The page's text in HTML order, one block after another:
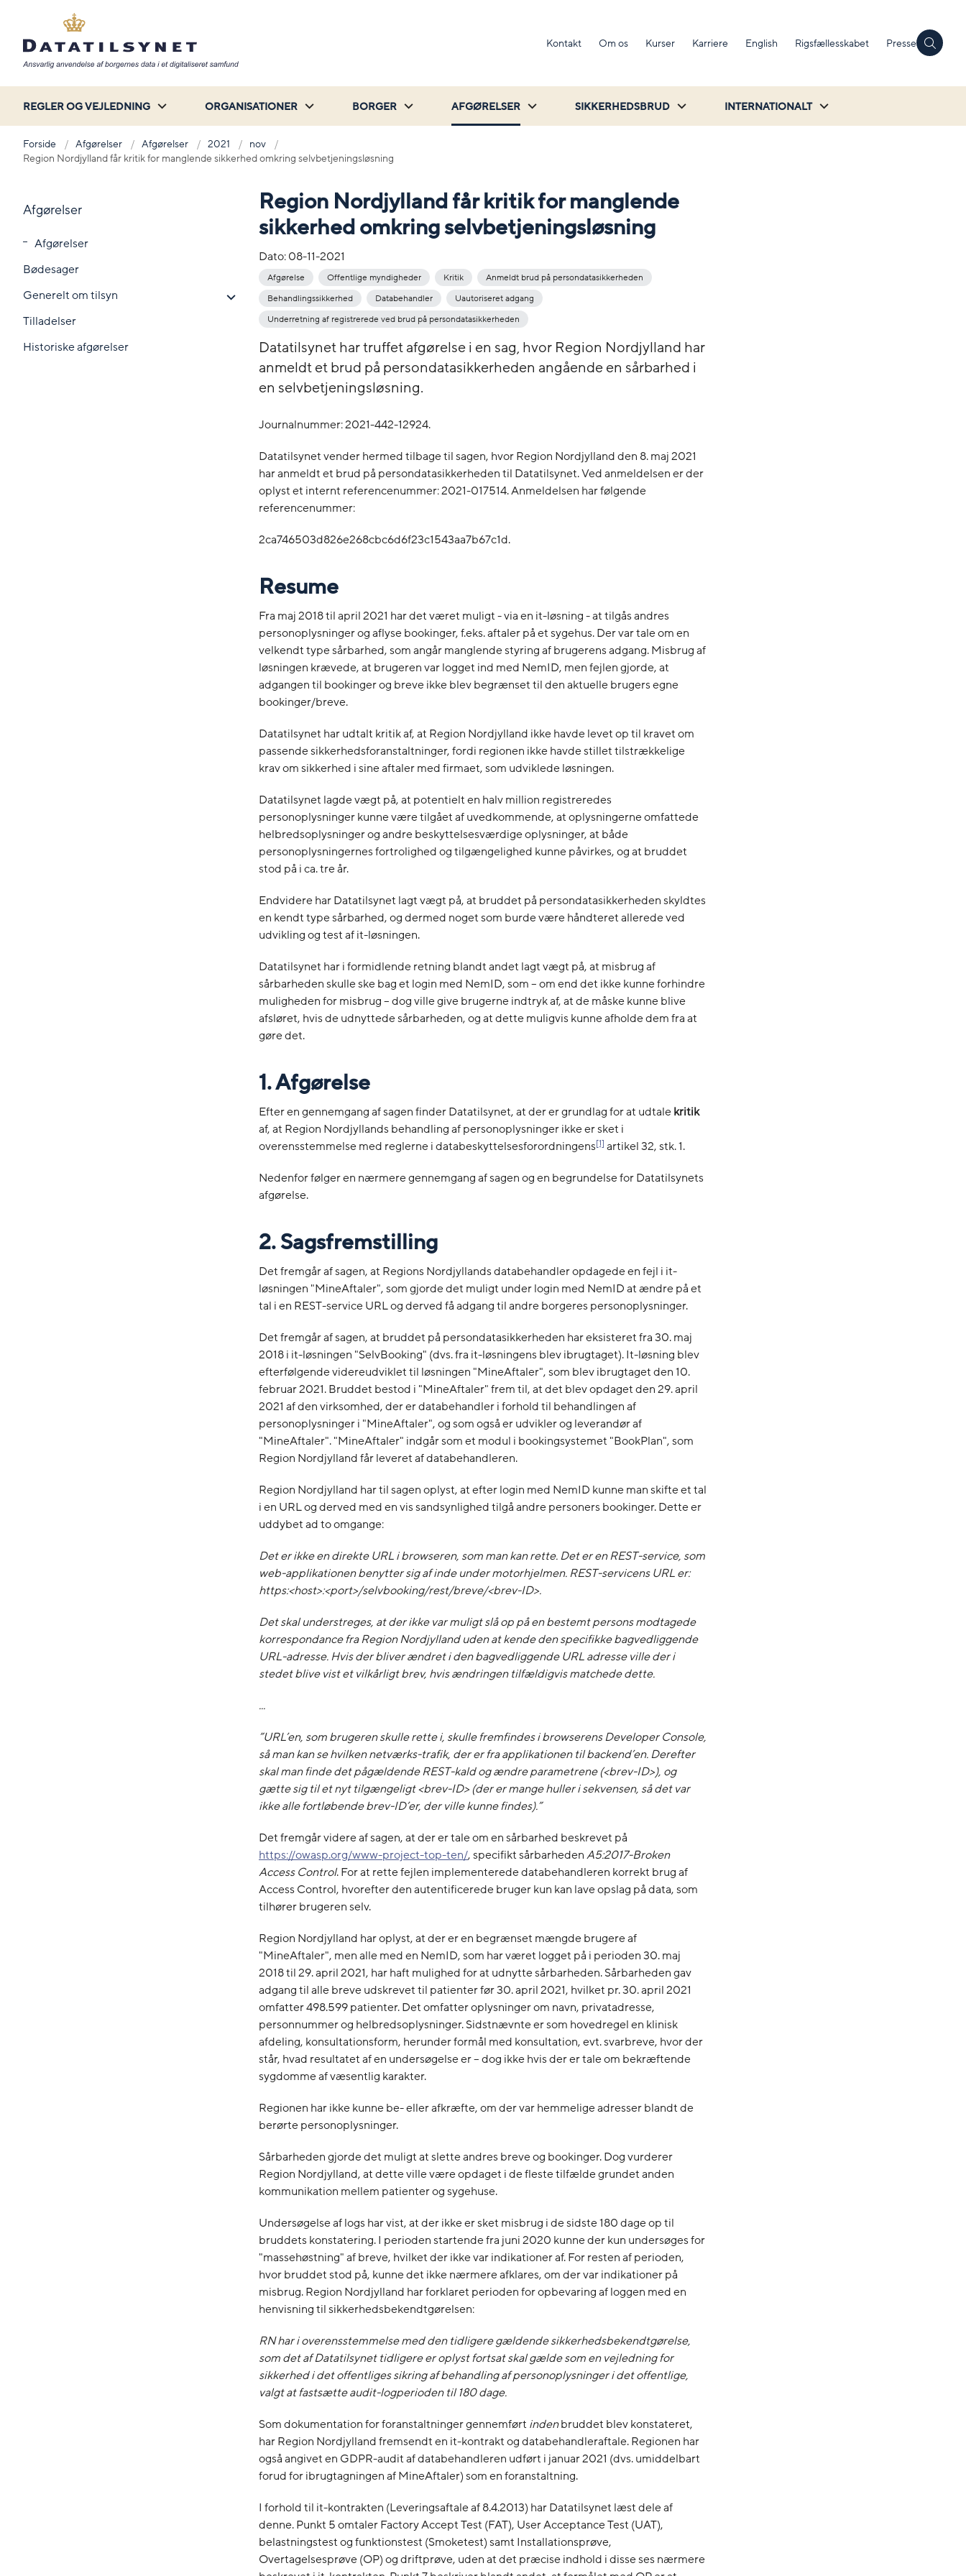
Kontakt Om os Kurser Karriere English Rigsfællesskabet Presse
REGLER OG VEJLEDNING ORGANISATIONER BORGER AFGØRELSER SIKKERHEDSBRUD INTERNATIONALT
Forside Afgørelser Afgørelser 2021
nov
Region Nordjylland får kritik for manglende sikkerhed omkring selvbetjeningsløsning
Afgørelser
Afgørelser
Bødesager
Generelt om tilsyn
Tilladelser
Historiske afgørelser
Region Nordjylland får kritik for manglende
sikkerhed omkring selvbetjeningsløsning
Dato:08-11-2021
Afgørelse Offentlige myndigheder Kritik
Anmeldt brud på persondatasikkerheden
Behandlingssikkerhed
Databehandler
Uautoriseret adgang
Underretning af registrerede ved brud på persondatasikkerheden
Datatilsynet har truffet afgørelse i en sag, hvor Region Nordjylland har
anmeldt et brud på persondatasikkerheden angående en sårbarhed i
en selvbetjeningsløsning.
Journalnummer: 2021-442-12924.
Datatilsynet vender hermed tilbage til sagen, hvor Region Nordjylland den 8. maj 2021
har anmeldt et brud på persondatasikkerheden til Datatilsynet. Ved anmeldelsen er der
oplyst et internt referencenummer: 2021-017514. Anmeldelsen har følgende
referencenummer:
2ca746503d826e268cbc6d6f23c1543aa7b67c1d.
Resume
Fra maj 2018 til april 2021 har det været muligt - via en it-løsning - at tilgås andres
personoplysninger og aflyse bookinger, f.eks. aftaler på et sygehus. Der var tale om en
velkendt type sårbarhed, som angår manglende styring af brugerens adgang. Misbrug af
løsningen krævede, at brugeren var logget ind med NemID, men fejlen gjorde, at
adgangen til bookinger og breve ikke blev begrænset til den aktuelle brugers egne
bookinger/breve.
Datatilsynet har udtalt kritik af, at Region Nordjylland ikke havde levet op til kravet om
passende sikkerhedsforanstaltninger, fordi regionen ikke havde stillet tilstrækkelige
krav om sikkerhed i sine aftaler med firmaet, som udviklede løsningen.
Datatilsynet lagde vægt på, at potentielt en halv million registreredes
personoplysninger kunne være tilgået af uvedkommende, at oplysningerne omfattede
helbredsoplysninger og andre beskyttelsesværdige oplysninger, at både
personoplysningernes fortrolighed og tilgængelighed kunne påvirkes, og at bruddet
stod på i ca. tre år.
Endvidere har Datatilsynet lagt vægt på, at bruddet på persondatasikkerheden skyldtes
en kendt type sårbarhed, og dermed noget som burde være håndteret allerede ved
udvikling og test af it-løsningen.
Datatilsynet har i formidlende retning blandt andet lagt vægt på, at misbrug af
sårbarheden skulle ske bag et login med NemID, som – om end det ikke kunne forhindre
muligheden for misbrug – dog ville give brugerne indtryk af, at de måske kunne blive
afsløret, hvis de udnyttede sårbarheden, og at dette muligvis kunne afholde dem fra at
gøre det.
1. Afgørelse
Efter en gennemgang af sagen finder Datatilsynet, at der er grundlag for at udtalekritik
af, at Region Nordjyllands behandling af personoplysninger ikke er sket i
overensstemmelse med reglerne i databeskyttelsesforordningens[1] artikel 32, stk. 1.
Nedenfor følger en nærmere gennemgang af sagen og en begrundelse for Datatilsynets
afgørelse.
2. Sagsfremstilling
Det fremgår af sagen, at Regions Nordjyllands databehandler opdagede en fejl i it-
løsningen "MineAftaler", som gjorde det muligt under login med NemID at ændre på et
tal i en REST-service URL og derved få adgang til andre borgeres personoplysninger.
Det fremgår af sagen, at bruddet på persondatasikkerheden har eksisteret fra 30. maj
2018 i it-løsningen "SelvBooking" (dvs. fra it-løsningens blev ibrugtaget). It-løsning blev
efterfølgende videreudviklet til løsningen "MineAftaler", som blev ibrugtaget den 10.
februar 2021. Bruddet bestod i "MineAftaler" frem til, at det blev opdaget den 29. april
2021 af den virksomhed, der er databehandler i forhold til behandlingen af
personoplysninger i "MineAftaler", og som også er udvikler og leverandør af
"MineAftaler". "MineAftaler" indgår som et modul i bookingsystemet "BookPlan", som
Region Nordjylland får leveret af databehandleren.
Region Nordjylland har til sagen oplyst, at efter login med NemID kunne man skifte et tal
i en URL og derved med en vis sandsynlighed tilgå andre personers bookinger. Dette er
uddybet ad to omgange:
Det er ikke en direkte URL i browseren, som man kan rette. Det er en REST-service, som
web-applikationen benytter sig af inde under motorhjelmen. REST-servicens URL er:
https:<host>:<port>/selvbooking/rest/breve/<brev-ID>.
Det skal understreges, at der ikke var muligt slå op på en bestemt persons modtagede
korrespondance fra Region Nordjylland uden at kende den specifikke bagvedliggende
URL-adresse. Hvis der bliver ændret i den bagvedliggende URL adresse ville der i
stedet blive vist et vilkårligt brev, hvis ændringen tilfældigvis matchede dette.
...
”URL’en, som brugeren skulle rette i, skulle fremfindes i browserens Developer Console,
så man kan se hvilken netværks-trafik, der er fra applikationen til backend’en. Derefter
skal man finde det pågældende REST-kald og ændre parametrene (<brev-ID>), og
gætte sig til et nyt tilgængeligt <brev-ID> (der er mange huller i sekvensen, så det var
ikke alle fortløbende brev-ID’er, der ville kunne findes).”
Det fremgår videre af sagen, at der er tale om en sårbarhed beskrevet på
https://owasp.org/www-project-top-ten/, specifikt sårbarhedenA5:2017-Broken
Access Control. For at rette fejlen implementerede databehandleren korrekt brug af
Access Control, hvorefter den autentificerede bruger kun kan lave opslag på data, som
tilhører brugeren selv.
Region Nordjylland har oplyst, at der er en begrænset mængde brugere af
"MineAftaler", men alle med en NemID, som har været logget på i perioden 30. maj
2018 til 29. april 2021, har haft mulighed for at udnytte sårbarheden. Sårbarheden gav
adgang til alle breve udskrevet til patienter før 30. april 2021, hvilket pr. 30. april 2021
omfatter 498.599 patienter. Det omfatter oplysninger om navn, privatadresse,
personnummer og helbredsoplysninger. Sidstnævnte er som hovedregel en klinisk
afdeling, konsultationsform, herunder formål med konsultation, evt. svarbreve, hvor der
står, hvad resultatet af en undersøgelse er – dog ikke hvis der er tale om bekræftende
sygdomme af væsentlig karakter.
Regionen har ikke kunne be- eller afkræfte, om der var hemmelige adresser blandt de
berørte personoplysninger.
Sårbarheden gjorde det muligt at slette andres breve og bookinger. Dog vurderer
Region Nordjylland, at dette ville være opdaget i de fleste tilfælde grundet anden
kommunikation mellem patienter og sygehuse.
Undersøgelse af logs har vist, at der ikke er sket misbrug i de sidste 180 dage op til
bruddets konstatering. I perioden startende fra juni 2020 kunne der kun undersøges for
"massehøstning" af breve, hvilket der ikke var indikationer af. For resten af perioden,
hvor bruddet stod på, kunne det ikke nærmere afklares, om der var indikationer på
misbrug. Region Nordjylland har forklaret perioden for opbevaring af loggen med en
henvisning til sikkerhedsbekendtgørelsen:
RN har i overensstemmelse med den tidligere gældende sikkerhedsbekendtgørelse,
som det af Datatilsynet tidligere er oplyst fortsat skal gælde som en vejledning for
sikkerhed i det offentliges sikring af behandling af personoplysninger i det offentlige,
valgt at fastsætte audit-logperioden til 180 dage.
Som dokumentation for foranstaltninger gennemført indenbruddet blev konstateret,
har Region Nordjylland fremsendt en it-kontrakt og databehandleraftale. Regionen har
også angivet en GDPR-audit af databehandleren udført i januar 2021 (dvs. umiddelbart
forud for ibrugtagningen af MineAftaler) som en foranstaltning.
I forhold til it-kontrakten (Leveringsaftale af 8.4.2013) har Datatilsynet læst dele af
denne. Punkt 5 omtaler Factory Accept Test (FAT), User Acceptance Test (UAT),
belastningstest og funktionstest (Smoketest) samt Installationsprøve,
Overtagelsesprøve (OP) og driftprøve, uden at det præcise indhold i disse ses nærmere